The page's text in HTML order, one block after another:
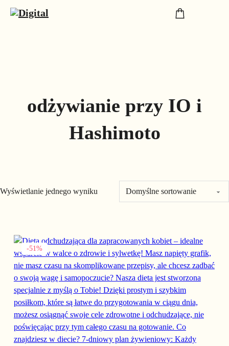
odżywianie przy IO i
Hashimoto
Wyświetlanie jednego wyniku
-51%
Ten produkt ma wiele wariantów. Opcje można wybrać na stronie